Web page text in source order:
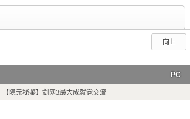
向上
PC
【隐元秘鉴】剑网3最大成就党交流